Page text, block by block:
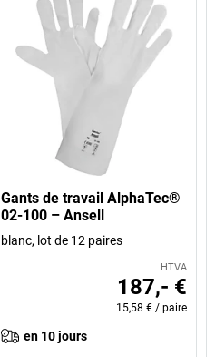
Gants de travail AlphaTec®
02-100 – Ansell
blanc, lot de 12 paires
HTVA
187,- €
15,58 € /paire
en 10 jours